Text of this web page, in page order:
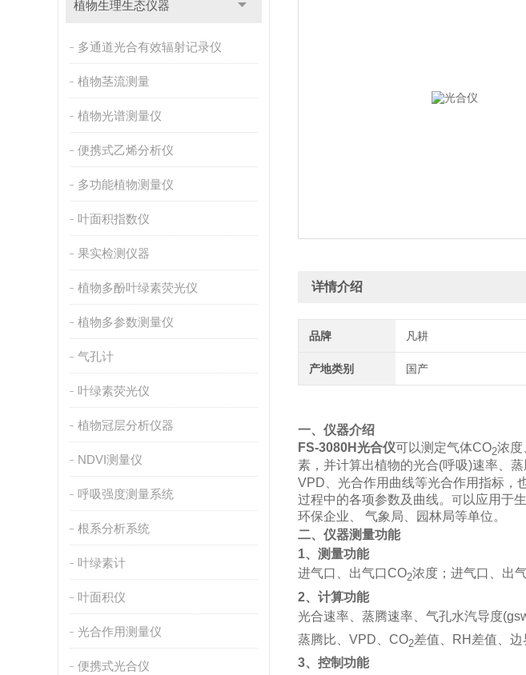
植物生理生态仪器
多通道光合有效辐射记录仪
植物茎流测量
植物光谱测量仪
便携式乙烯分析仪
多功能植物测量仪
叶面积指数仪
果实检测仪器
植物多酚叶绿素荧光仪
植物多参数测量仪
气孔计
叶绿素荧光仪
植物冠层分析仪器
NDVI测量仪
呼吸强度测量系统
根系分析系统
叶绿素计
叶面积仪
光合作用测量仪
便携式光合仪
详情介绍
品牌 凡耕
产地类别 国产
一、仪器介绍
FS-3080H光合仪可以测定气体CO2浓度
素，并计算出植物的光合(呼吸)速率、
VPD 、光合作用曲线等光合作用指标，
过程中的各项参数及曲线。 可以应用于
环保企业、
气象局、园林局等单位。
二、仪器测量功能
1、测量功能
进气口、出气口CO2浓度；进气口、出
2、计算功能
光合速率、蒸腾速率、气孔水汽导度
蒸腾比、 VPD CO2差值、 RH 差值、
3、控制功能